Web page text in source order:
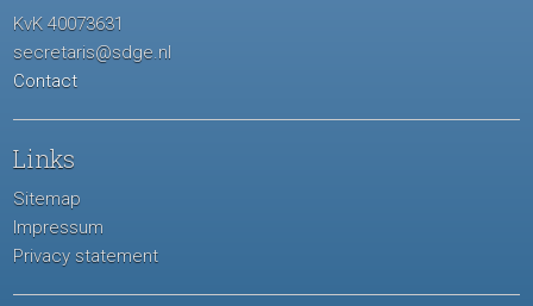
KvK 40073631
secretaris@sdge.nl
Contact
Links
Sitemap
Impressum
Privacy statement